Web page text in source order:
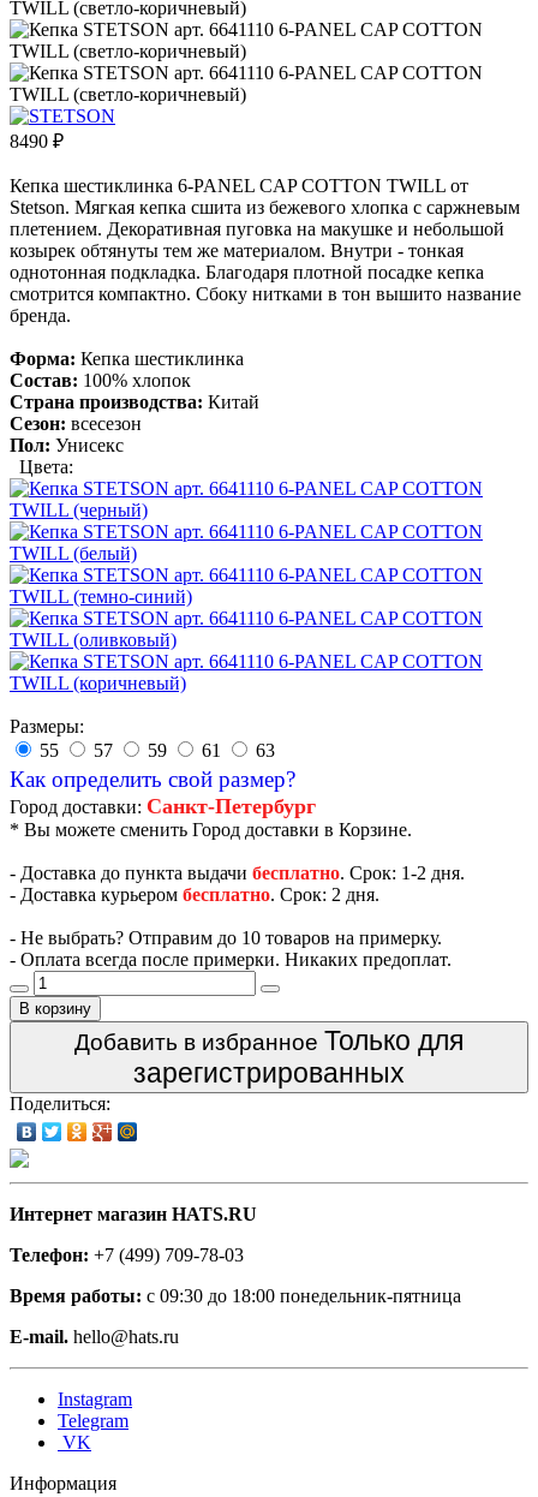
8490 ₽
Кепка шестиклинка 6-PANEL CAP COTTON TWILL от
Stetson. Мягкая кепка сшита из бежевого хлопка с саржневым
плетением. Декоративная пуговка на макушке и небольшой
козырек обтянуты тем же материалом. Внутри - тонкая
однотонная подкладка. Благодаря плотной посадке кепка
смотрится компактно. Сбоку нитками в тон вышито название
бренда.
Форма: Кепка шестиклинка
Состав: 100% хлопок
Страна производства: Китай
Сезон: всесезон
Пол: Унисекс
Цвета:
Размеры:
55
57 59 61 63
Как определить свой размер?
Город доставки: Санкт-Петербург
* Вы можете сменить Город доставки в Корзине.
- Доставка до пункта выдачи бесплатно. Срок: 1-2 дня.
- Доставка курьером бесплатно. Срок: 2 дня.
- Не выбрать? Отправим до 10 товаров на примерку.
- Оплата всегда после примерки. Никаких предоплат.
В корзину
Добавить в избранное Только для
зарегистрированных
Поделиться:
Интернет магазин HATS.RU
Телефон: +7 (499) 709-78-03
Время работы: с 09:30 до 18:00 понедельник-пятница
E-mail. hello@hats.ru
Instagram
Telegram
VK
Информация